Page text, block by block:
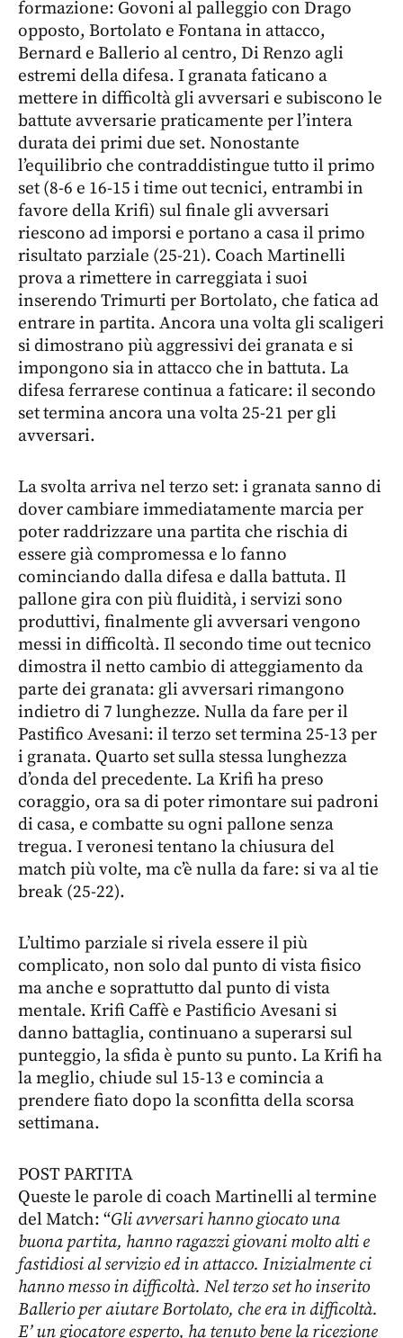
formazione: Govoni al palleggio con Drago
opposto, Bortolato e Fontana in attacco,
Bernard e Ballerio al centro, Di Renzo agli
estremi della difesa. I granata faticano a
mettere in difficoltà gli avversari e subiscono le
battute avversarie praticamente per l’intera
durata dei primi due set. Nonostante
l’equilibrio che contraddistingue tutto il primo
set (8-6 e 16-15 i time out tecnici, entrambi in
favore della Krifi) sul finale gli avversari
riescono ad imporsi e portano a casa il primo
risultato parziale (25-21). Coach Martinelli
prova a rimettere in carreggiata i suoi
inserendo Trimurti per Bortolato, che fatica ad
entrare in partita. Ancora una volta gli scaligeri
si dimostrano più aggressivi dei granata e si
impongono sia in attacco che in battuta. La
difesa ferrarese continua a faticare: il secondo
set termina ancora una volta 25-21 per gli
avversari.
La svolta arriva nel terzo set: i granata sanno di
dover cambiare immediatamente marcia per
poter raddrizzare una partita che rischia di
essere già compromessa e lo fanno
cominciando dalla difesa e dalla battuta. Il
pallone gira con più fluidità, i servizi sono
produttivi, finalmente gli avversari vengono
messi in difficoltà. Il secondo time out tecnico
dimostra il netto cambio di atteggiamento da
parte dei granata: gli avversari rimangono
indietro di 7 lunghezze. Nulla da fare per il
Pastifico Avesani: il terzo set termina 25-13 per
i granata. Quarto set sulla stessa lunghezza
d’onda del precedente. La Krifi ha preso
coraggio, ora sa di poter rimontare sui padroni
di casa, e combatte su ogni pallone senza
tregua. I veronesi tentano la chiusura del
match più volte, ma c’è nulla da fare: si va al tie
break (25-22).
L’ultimo parziale si rivela essere il più
complicato, non solo dal punto di vista fisico
ma anche e soprattutto dal punto di vista
mentale. Krifi Caffè e Pastificio Avesani si
danno battaglia, continuano a superarsi sul
punteggio, la sfida è punto su punto. La Krifi ha
la meglio, chiude sul 15-13 e comincia a
prendere fiato dopo la sconfitta della scorsa
settimana.
POST PARTITA
Queste le parole di coach Martinelli al termine
del Match: “Gli avversari hanno giocato una
buona partita, hanno ragazzi giovani molto alti e
fastidiosi al servizio ed in attacco. Inizialmente ci
hanno messo in difficoltà. Nel terzo set ho inserito
Ballerio per aiutare Bortolato, che era in difficoltà.
E’ un giocatore esperto, ha tenuto bene la ricezione